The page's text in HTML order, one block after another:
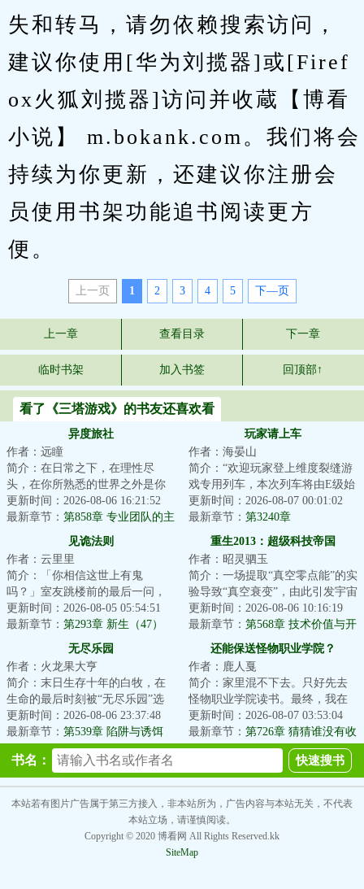
失和转马，请勿依赖搜索访问，
建议你使用[华为刘揽器]或[Firef
ox火狐刘揽器]访问并收蔵【博看
小说】 m.bokank.com。我们将会
持续为你更新，还建议你注册会
员使用书架功能追书阅读更方
便。
上一页 1 2 3 4 5 下—页
上一章 查看目录 下一章
临时书架 加入书签 回顶部↑
看了《三塔游戏》的书友还喜欢看
异度旅社
作者：远瞳
简介：在日常之下，在理性尽
头，在你所熟悉的世界之外是你
从未想象过的风景。当于生第一
次打开那扇门的时...
更新时间：2026-08-06 16:21:52
最新章节： 第858章 专业团队的主
玩家请上车
作者：海晏山
简介：“欢迎玩家登上维度裂缝游
戏专用列车，本次列车将由E级始
发站开往D级站点，请玩家保证生
命安全有序...
更新时间：2026-08-07 00:01:02
最新章节： 第3240章
见诡法则
作者：云里里
简介：「你相信这世上有鬼
吗？」室友跳楼前的最后一问，
让鹿今朝被迫卷入一场无法言说
的恐怖循环。染血的...
更新时间：2026-08-05 05:54:51
最新章节： 第293章 新生（47）
重生2013：超级科技帝国
作者：昭灵驷玉
简介：一场提取“真空零点能”的实
验导致“真空衰变”，由此引发宇宙
级灾难，陆安作为人类唯一的幸
存者穿...
更新时间：2026-08-06 10:16:19
最新章节： 第568章 技术价值与开
无尽乐园
作者：火龙果大亨
简介：末日生存十年的白牧，在
生命的最后时刻被“无尽乐园”选
中，成为一名玩家。荒岛求生，
丧尸危机，收...
更新时间：2026-08-06 23:37:48
最新章节： 第539章 陷阱与诱饵
还能保送怪物职业学院？
作者：鹿人戛
简介：家里混不下去。只好先去
怪物职业学院读书。最终，我在
大家一声声天才的称赞中迷失了
自己，走上了不...
更新时间：2026-08-07 03:53:04
最新章节： 第726章 猜猜谁没有收
到邀请
书名：
本站若有图片广告属于第三方接入，非本站所为，广告内容与本站无关，不代表
本站立场，请谨慎阅读。
Copyright © 2020 博看网 All Rights Reserved.kk
SiteMap